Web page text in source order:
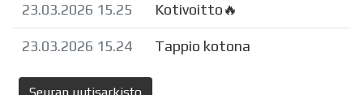
23.03.2026 15.25 Kotivoitto🔥
23.03.2026 15.24 Tappio kotona